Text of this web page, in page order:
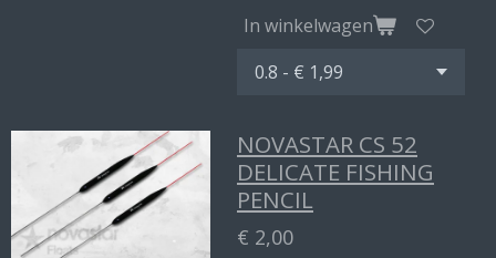
In winkelwagen
NOVASTAR CS 52
DELICATE FISHING
PENCIL
€ 2,00